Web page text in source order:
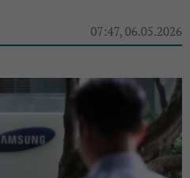
07:47, 06.05.2026